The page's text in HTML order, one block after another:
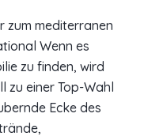
zum mediterranen
Wenn es
zu finden, wird
zu einer Top-Wahl
Ecke des